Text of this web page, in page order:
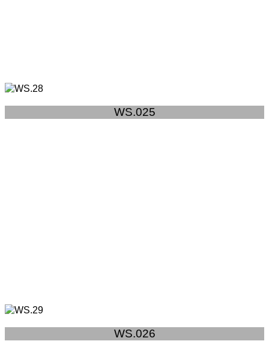
WS.025
WS.026